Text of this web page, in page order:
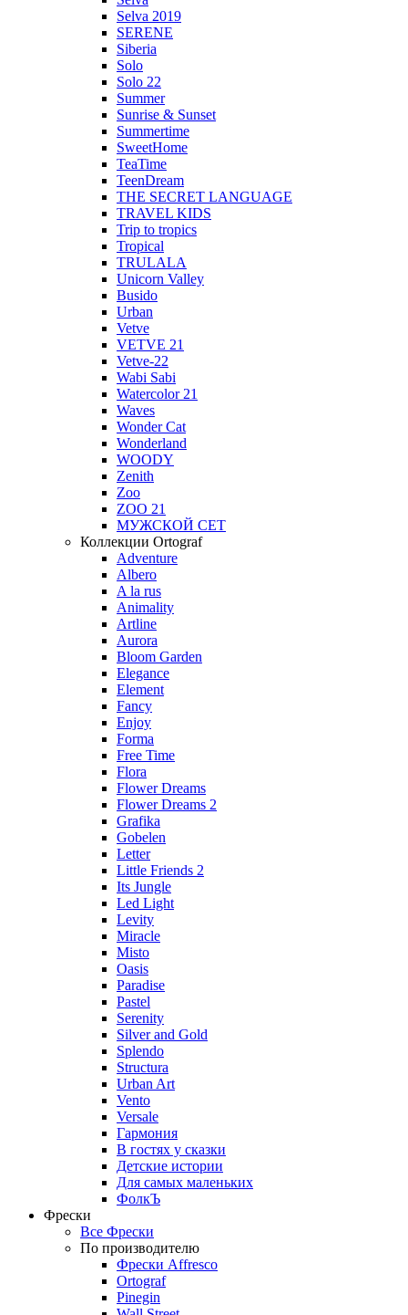
Selva 2019
SERENE
Siberia
Solo
Solo 22
Summer
Sunrise & Sunset
Summertime
SweetHome
TeaTime
TeenDream
THE SECRET LANGUAGE
TRAVEL KIDS
Trip to tropics
Tropical
TRULALA
Unicorn Valley
Busido
Urban
Vetve
VETVE 21
Vetve-22
Wabi Sabi
Watercolor 21
Waves
Wonder Cat
Wonderland
WOODY
Zenith
Zoo
ZOO 21
МУЖСКОЙ СЕТ
Коллекции Ortograf
Adventure
Albero
A la rus
Animality
Artline
Aurora
Bloom Garden
Elegance
Element
Fancy
Enjoy
Forma
Free Time
Flora
Flower Dreams
Flower Dreams 2
Grafika
Gobelen
Letter
Little Friends 2
Its Jungle
Led Light
Levity
Miracle
Misto
Oasis
Paradise
Pastel
Serenity
Silver and Gold
Splendo
Structura
Urban Art
Vento
Versale
Гармония
В гостях у сказки
Детские истории
Для самых маленьких
ФолкЪ
Фрески
Все Фрески
По производителю
Фрески Affresco
Ortograf
Pinegin